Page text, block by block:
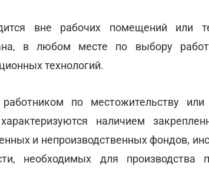
вне рабочих помещений или
в любом месте по выбору
технологий.
по местожительству
наличием
и непроизводственных фондов,
необходимых для производства